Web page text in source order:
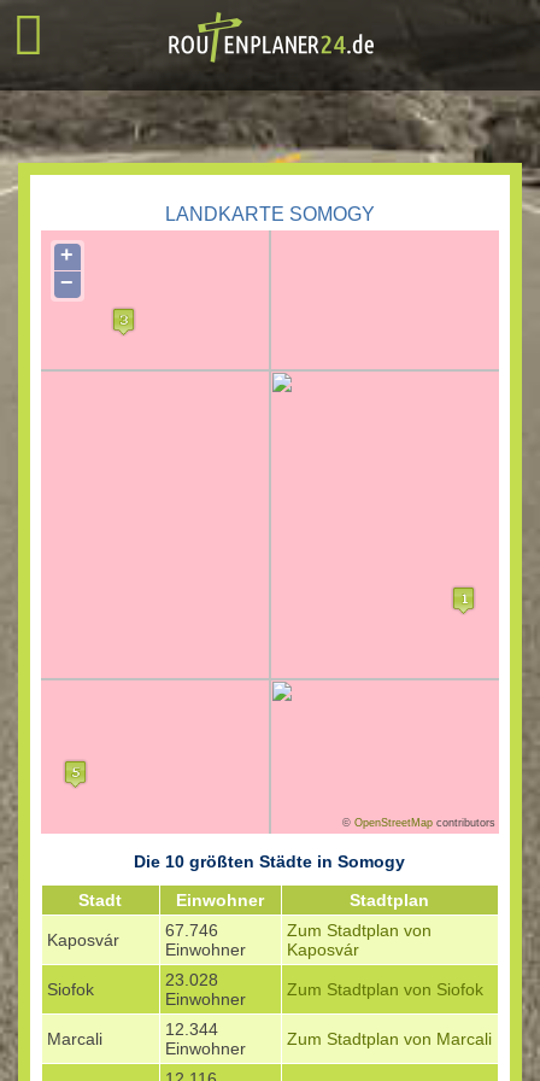
LANDKARTE SOMOGY
+
−
©OpenStreetMap contributors
Die 10 größten Städte in Somogy
Stadt
Einwohner Stadtplan
Kaposvár
67.746
Einwohner
Zum Stadtplan von
Kaposvár
Siofok
23.028
Einwohner
Zum Stadtplan von Siofok
Marcali
12.344
Einwohner
Zum Stadtplan von Marcali